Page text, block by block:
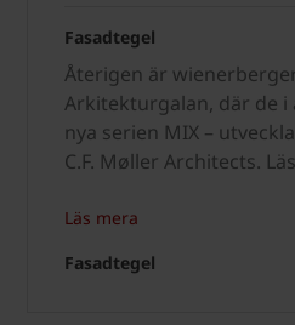
Fasadtegel
Återigen är
Arkitekturgalan, där de i
nya serien MIX –
C.F. Møller Architects.
Läs mera
Fasadtegel